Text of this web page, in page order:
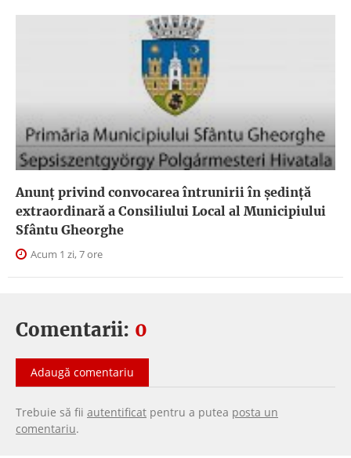
Anunţ privind convocarea întrunirii în şedinţă
extraordinară a Consiliului Local al Municipiului
Sfântu Gheorghe
Acum 1 zi, 7 ore
Comentarii: 0
Adaugă comentariu
Trebuie să fii autentificat pentru a putea posta un
comentariu.